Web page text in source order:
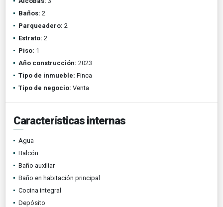
Baños: 2
Parqueadero: 2
Estrato: 2
Piso: 1
Año construcción: 2023
Tipo de inmueble: Finca
Tipo de negocio: Venta
Características internas
Agua
Balcón
Baño auxiliar
Baño en habitación principal
Cocina integral
Depósito